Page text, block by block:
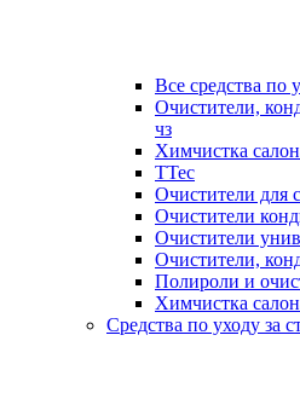
Все средства по
Очистители,
чз
Химчистка
TTec
Очистители для
Очистители
Очистители
Очистители,
Полироли и
Химчистка
Средства по уходу за